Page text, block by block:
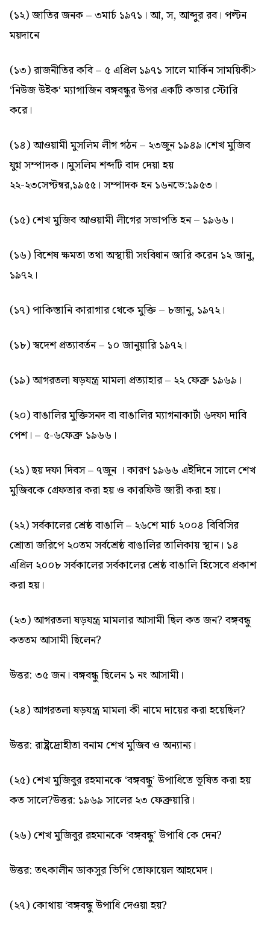
(১২) জাতির জনক – ৩মার্চ ১৯৭১। আ, স, আব্দুর রব। পল্টন
ময়দানে
(১৩) রাজনীতির কবি – ৫ এপ্রিল ১৯৭১ সালে মার্কিন সাময়িকী>
‘নিউজ উইক‘ ম্যাগাজিন বঙ্গবন্ধুর উপর একটি কভার স্টোরি
করে।
(১৪) আওয়ামী মুসলিম লীগ গঠন – ২৩জুন ১৯৪৯।শেখ মুজিব
যুগ্ন সম্পাদক।।মুসলিম শব্দটি বাদ দেয়া হয়
২২-২৩সেপ্টম্বর,১৯৫৫। সম্পাদক হন ১৬নভে:১৯৫৩।
(১৫) শেখ মুজিব আওয়ামী লীগের সভাপতি হন – ১৯৬৬।
(১৬) বিশেষ ক্ষমতা তথা অস্থায়ী সংবিধান জারি করেন ১২ জানু,
১৯৭২।
(১৭) পাকিস্তানি কারাগার থেকে মুক্তি – ৮জানু, ১৯৭২।
(১৮) স্বদেশ প্রত্যাবর্তন – ১০ জানুয়ারি ১৯৭২।
(১৯) আগরতলা ষড়যন্ত্র মামলা প্রত্যাহার – ২২ ফেব্রু ১৯৬৯।
(২০) বাঙালির মুক্তিসনদ বা বাঙালির ম্যাগনাকার্টা ৬দফা দাবি
পেশ। – ৫-৬ফেব্রু ১৯৬৬।
(২১) ছয় দফা দিবস – ৭জুন । কারণ ১৯৬৬ এইদিনে সালে শেখ
মুজিবকে গ্রেফতার করা হয় ও কারফিউ জারী করা হয়।
(২২) সর্বকালের শ্রেষ্ঠ বাঙালি – ২৬শে মার্চ ২০০৪ বিবিসির
শ্রোতা জরিপে ২০তম সর্বশ্রেষ্ঠ বাঙালির তালিকায় স্থান। ১৪
এপ্রিল ২০০৮ সর্বকালের সর্বকালের শ্রেষ্ঠ বাঙালি হিসেবে প্রকাশ
করা হয়।
(২৩) আগরতলা ষড়যন্ত্র মামলার আসামী ছিল কত জন? বঙ্গবন্ধু
কততম আসামী ছিলেন?
উত্তর: ৩৫ জন। বঙ্গবন্ধু ছিলেন ১ নং আসামী।
(২৪) আগরতলা ষড়যন্ত্র মামলা কী নামে দায়ের করা হয়েছিল?
উত্তর: রাষ্ট্রদ্রোহীতা বনাম শেখ মুজিব ও অন্যান্য।
(২৫) শেখ মুজিবুর রহমানকে ‘বঙ্গবন্ধু’ উপাধিতে ভূষিত করা হয়
কত সালে?উত্তর: ১৯৬৯ সালের ২৩ ফেব্রুয়ারি।
(২৬) শেখ মুজিবুর রহমানকে ‘বঙ্গবন্ধু’ উপাধি কে দেন?
উত্তর: তৎকালীন ডাকসুর ভিপি তোফায়েল আহমেদ।
(২৭) কোথায় ‘বঙ্গবন্ধু উপাধি দেওয়া হয়?